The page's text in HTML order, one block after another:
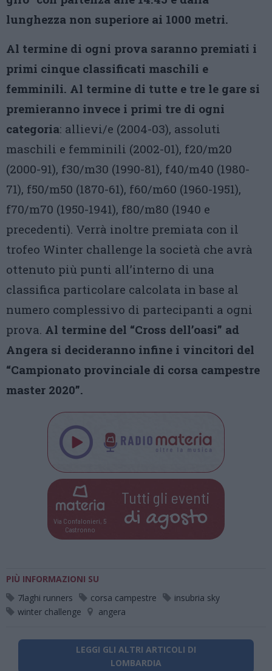
lunghezza non superiore ai 1000 metri.
Al termine di ogni prova saranno premiati i
primi cinque classificati maschili e
femminili. Al termine di tutte e tre le gare si
premieranno invece i primi tre di ogni
categoria: allievi/e (2004-03), assoluti
maschili e femminili (2002-01), f20/m20
(2000-91), f30/m30 (1990-81), f40/m40 (1980-
71), f50/m50 (1870-61), f60/m60 (1960-1951),
f70/m70 (1950-1941), f80/m80 (1940 e
precedenti). Verrà inoltre premiata con il
trofeo Winter challenge la società che avrà
ottenuto più punti all’interno di una
classifica particolare calcolata in base al
numero complessivo di partecipanti a ogni
prova. Al termine del “Cross dell’oasi” ad
Angera si decideranno infine i vincitori del
“Campionato provinciale di corsa campestre
master 2020”.
Via Confalonieri, 5
Castronno
Tutti gli eventi
di agosto
PIÙ INFORMAZIONI SU
7laghi runners
corsa campestre
insubria sky
winter challenge
angera
LEGGI GLI ALTRI ARTICOLI DI
LOMBARDIA